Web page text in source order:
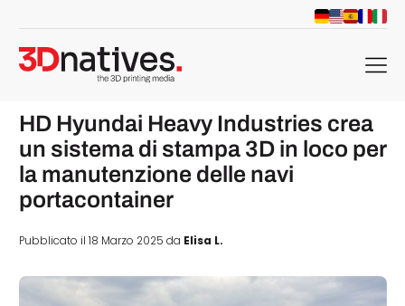
menu
HD Hyundai Heavy Industries crea
un sistema di stampa 3D in loco per
la manutenzione delle navi
portacontainer
Pubblicato il 18 Marzo 2025 da Elisa L.